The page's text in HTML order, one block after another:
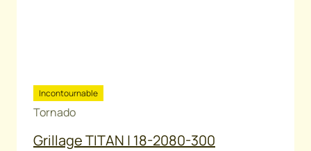
Incontournable
Tornado
Grillage TITAN | 18-2080-300